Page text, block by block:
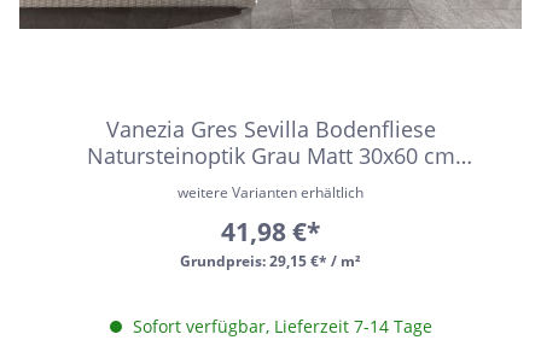
Vanezia Gres Sevilla Bodenfliese
Natursteinoptik Grau Matt 30x60 cm
rektifiziert R10B
Grundpreis:29,15 €* / m²
weitere Varianten erhältlich
41,98 €*
Sofort verfügbar, Lieferzeit 7-14 Tage